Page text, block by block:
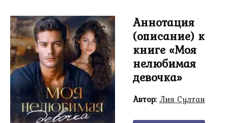
Аннотация
(описание) к
книге «Моя
нелюбимая
девочка»
Автор: Лия Султан